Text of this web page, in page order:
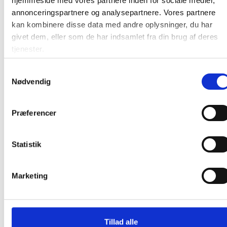
annonceringspartnere og analysepartnere. Vores partnere
kan kombinere disse data med andre oplysninger, du har
givet dem, eller som de har indsamlet fra din brug af deres
tjenester.
Nødvendig
Præferencer
Statistik
Marketing
Tillad alle
Lintex microfiberklude til glastavler og
whiteboard, 5 stk
Køb mere og spar Køb mere og spar